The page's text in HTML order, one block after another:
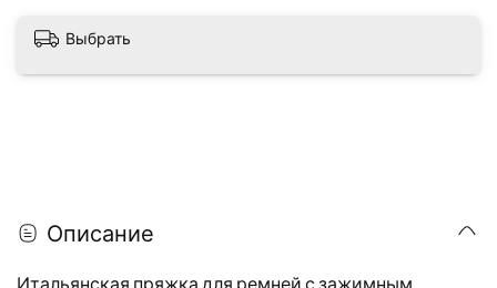
Выбрать
Описание
Итальянская пряжка для ремней с зажимным